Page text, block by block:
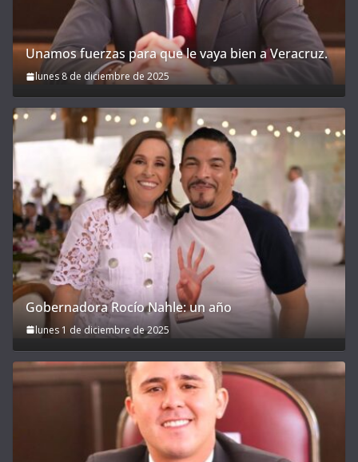
Unamos fuerzas para que le vaya bien a Veracruz.
lunes 8 de diciembre de 2025
Gobernadora Rocío Nahle: un año
lunes 1 de diciembre de 2025